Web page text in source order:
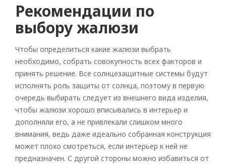
Рекомендации по
выбору жалюзи
Чтобы определиться какие жалюзи выбрать
необходимо, собрать совокупность всех факторов и
принять решение. Все солнцезащитные системы будут
исполнять роль защиты от солнца, поэтому в первую
очередь выбирать следует из внешнего вида изделия,
чтобы жалюзи хорошо вписывались в интерьер и
дополняли его, а не привлекали слишком много
внимания, ведь даже идеально собранная конструкция
может плохо смотреться, если интерьер к ней не
предназначен. С другой стороны можно избавиться от